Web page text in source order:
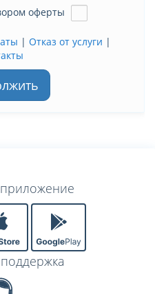
оферты
| Отказ от услуги |